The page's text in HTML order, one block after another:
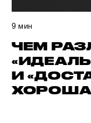
9 мин
ЧЕМ
И